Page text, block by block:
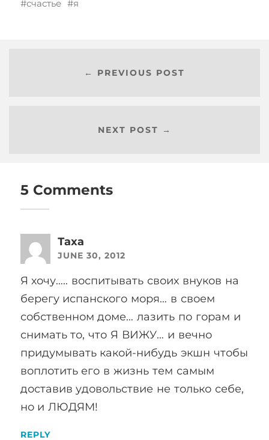
счастье я
← PREVIOUS POST
NEXT POST →
5 Comments
Таха
JUNE 30, 2012
Я хочу….. воспитывать своих внуков на
берегу испанского моря… в своем
собственном доме… лазить по горам и
снимать то, что Я ВИЖУ… и вечно
придумывать какой-нибудь экшн чтобы
воплотить его в жизнь тем самым
доставив удовольствие не только себе,
но и ЛЮДЯМ!
REPLY